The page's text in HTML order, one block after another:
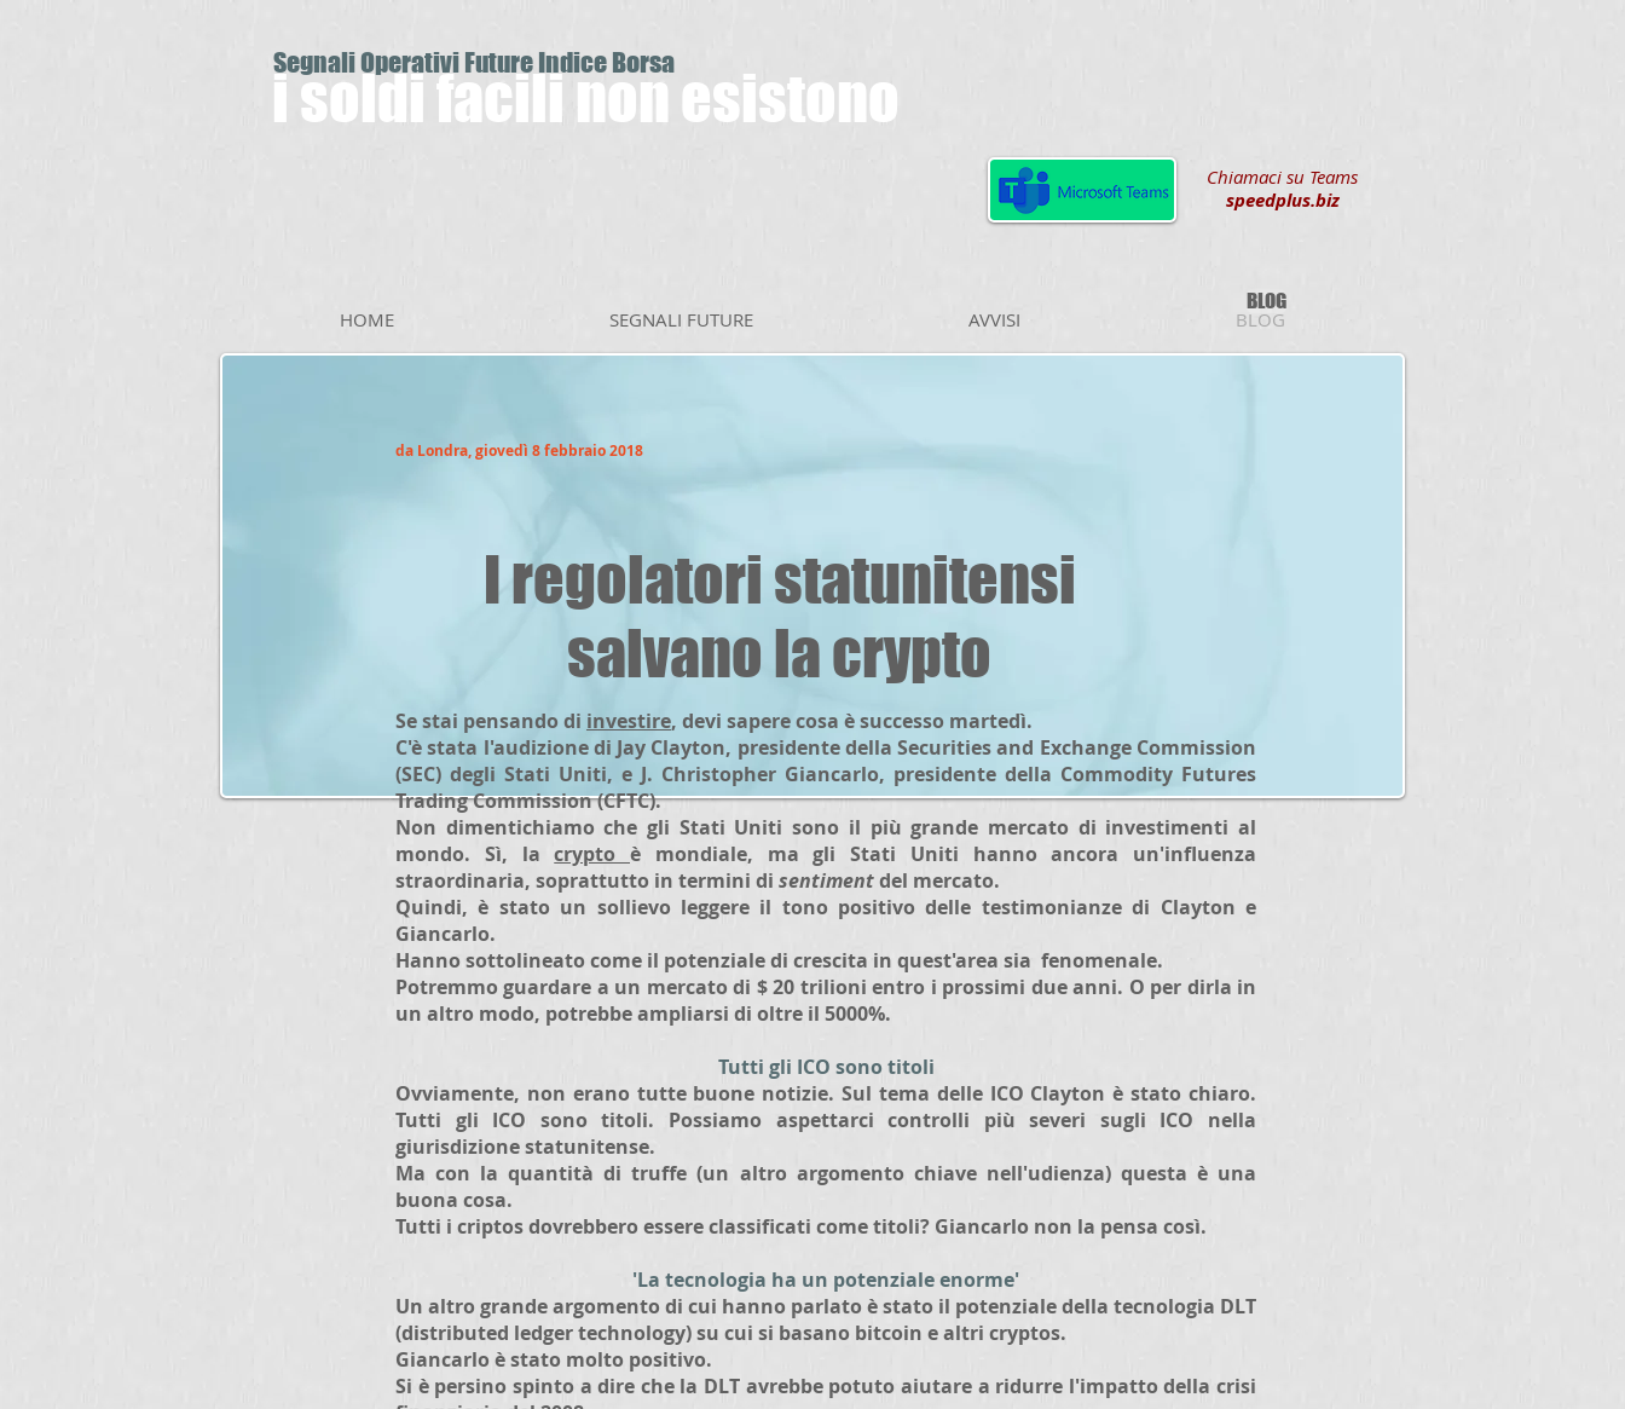
i soldi facili non esistono
Chiamaci su Teams
speedplus.biz
HOME SEGNALI FUTURE AVVISI BLOG
BLOG
da Londra, giovedì 8 febbraio 2018
I regolatori statunitensi
salvano la crypto
Se stai pensando di investire, devi sapere cosa è successo martedì.
C'è stata l'audizione di Jay Clayton, presidente della Securities and Exchange Commission
(SEC) degli Stati Uniti, e J. Christopher Giancarlo, presidente della Commodity Futures
Trading Commission (CFTC).
Non dimentichiamo che gli Stati Uniti sono il più grande mercato di investimenti al
mondo. Sì, lacrypto è mondiale, ma gli Stati Uniti hanno ancora un'influenza
straordinaria, soprattutto in termini di sentimentdel mercato.
Quindi, è stato un sollievo leggere il tono positivo delle testimonianze di Clayton e
Giancarlo.
Hanno sottolineato come il potenziale di crescita in quest'area sia fenomenale.
Potremmo guardare a un mercato di $ 20 trilioni entro i prossimi due anni. O per dirla in
un altro modo, potrebbe ampliarsi di oltre il 5000%.
Tutti gli ICO sono titoli
Ovviamente, non erano tutte buone notizie. Sul tema delle ICO Clayton è stato chiaro.
Tutti gli ICO sono titoli. Possiamo aspettarci controlli più severi sugli ICO nella
giurisdizione statunitense.
Ma con la quantità di truffe (un altro argomento chiave nell'udienza) questa è una
buona cosa.
Tutti i criptos dovrebbero essere classificati come titoli? Giancarlo non la pensa così.
'La tecnologia ha un potenziale enorme'
Un altro grande argomento di cui hanno parlato è stato il potenziale della tecnologia DLT
(distributed ledger technology) su cui si basano bitcoin e altri cryptos.
Giancarlo è stato molto positivo.
Si è persino spinto a dire che la DLT avrebbe potuto aiutare a ridurre l'impatto della crisi
Segnali Operativi Future Indice Borsa